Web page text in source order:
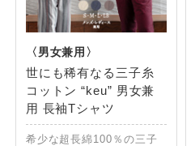
世にも稀有なる三子糸
コットン “keu” 男女兼
用 長袖Tシャツ
希少な超長綿100％の三子